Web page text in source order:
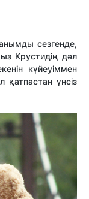
сезгенде,
Крустидің дәл
күйеуіммен
қатпастан үнсіз